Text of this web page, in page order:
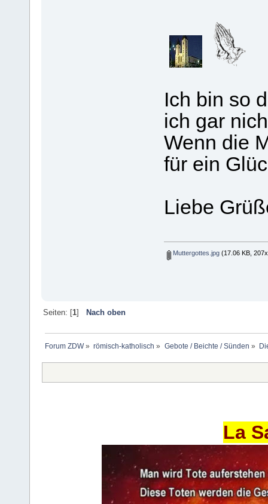
Ich bin so
ich gar
Wenn die
für ein
Liebe
Muttergottes.jpg (17.06 KB,
Seiten: [1] Nach oben
Forum ZDW» römisch-katholisch » Gebote / Beichte / Sünden »
La